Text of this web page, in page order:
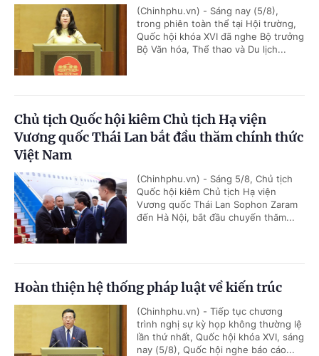
(Chinhphu.vn) - Sáng nay (5/8),
trong phiên toàn thể tại Hội trường,
Quốc hội khóa XVI đã nghe Bộ trưởng
Bộ Văn hóa, Thể thao và Du lịch...
Chủ tịch Quốc hội kiêm Chủ tịch Hạ viện
Vương quốc Thái Lan bắt đầu thăm chính thức
Việt Nam
(Chinhphu.vn) - Sáng 5/8, Chủ tịch
Quốc hội kiêm Chủ tịch Hạ viện
Vương quốc Thái Lan Sophon Zaram
đến Hà Nội, bắt đầu chuyến thăm...
Hoàn thiện hệ thống pháp luật về kiến trúc
(Chinhphu.vn) - Tiếp tục chương
trình nghị sự kỳ họp không thường lệ
lần thứ nhất, Quốc hội khóa XVI, sáng
nay (5/8), Quốc hội nghe báo cáo...